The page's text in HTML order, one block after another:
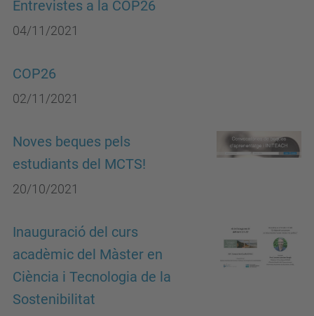
Entrevistes a la COP26
04/11/2021
COP26
02/11/2021
Noves beques pels
estudiants del MCTS!
20/10/2021
Inauguració del curs
acadèmic del Màster en
Ciència i Tecnologia de la
Sostenibilitat